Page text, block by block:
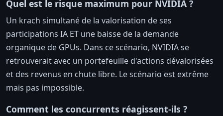
Quel est le risque maximum pour NVIDIA ?
Un krach simultané de la valorisation de ses
participations IA ET une baisse de la demande
organique de GPUs. Dans ce scénario, NVIDIA se
retrouverait avec un portefeuille d'actions dévalorisées
et des revenus en chute libre. Le scénario est extrême
mais pas impossible.
Comment les concurrents réagissent-ils ?